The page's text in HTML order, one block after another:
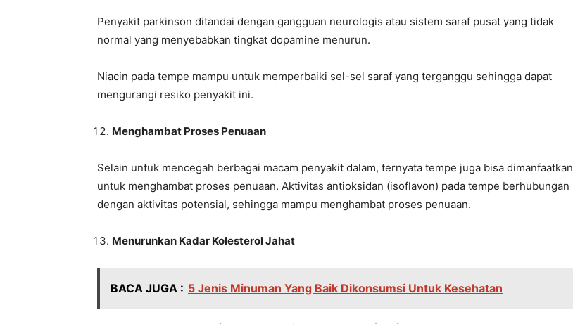
Penyakit parkinson ditandai dengan gangguan neurologis atau sistem saraf pusat yang tidak
normal yang menyebabkan tingkat dopamine menurun.
Niacin pada tempe mampu untuk memperbaiki sel-sel saraf yang terganggu sehingga dapat
mengurangi resiko penyakit ini.
Menghambat Proses Penuaan
Selain untuk mencegah berbagai macam penyakit dalam, ternyata tempe juga bisa dimanfaatkan
untuk menghambat proses penuaan. Aktivitas antioksidan (isoflavon) pada tempe berhubungan
dengan aktivitas potensial, sehingga mampu menghambat proses penuaan.
Menurunkan Kadar Kolesterol Jahat
BACA JUGA : 5 Jenis Minuman Yang Baik Dikonsumsi Untuk Kesehatan